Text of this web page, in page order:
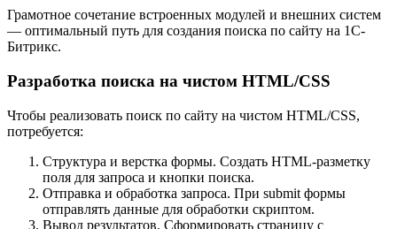
Грамотное сочетание встроенных модулей и внешних систем
— оптимальный путь для создания поиска по сайту на 1С-
Битрикс.
Разработка поиска на чистом HTML/CSS
Чтобы реализовать поиск по сайту на чистом HTML/CSS,
потребуется:
Структура и верстка формы. Создать HTML-разметку
поля для запроса и кнопки поиска.
Отправка и обработка запроса. При submit формы
отправлять данные для обработки скриптом.
Вывод результатов. Сформировать страницу с